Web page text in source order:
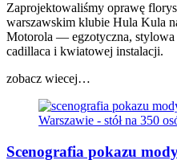
Zaprojektowaliśmy oprawę
warszawskim klubie Hula Kula
Motorola — egzotyczna, stylowa
cadillaca i kwiatowej instalacji.
zobacz wiecej…
Scenografia pokazu